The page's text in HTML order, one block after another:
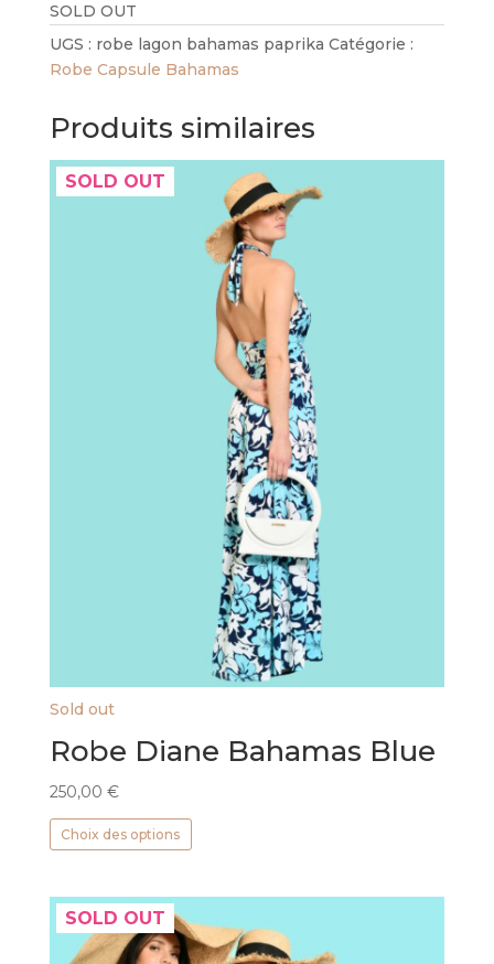
SOLD OUT
UGS : robe lagon bahamas paprika Catégorie :
Robe Capsule Bahamas
Produits similaires
SOLD OUT
Sold out
Robe Diane Bahamas Blue
250,00 €
Choix des options
Ce
plusieurs
variations.
Les
SOLD OUT